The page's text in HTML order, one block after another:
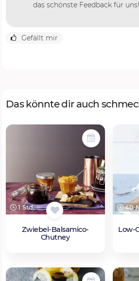
das schönste Feedback für
Gefällt mir
Das könnte dir auch
1 Std.
Zwiebel-Balsamico-
Chutney
40
Low-